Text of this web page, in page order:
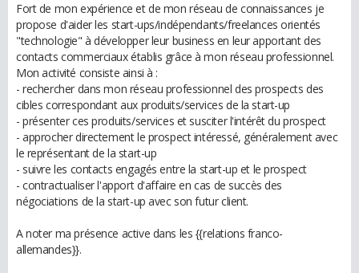
Fort de mon expérience et de mon réseau de connaissances je
propose d'aider les start-ups/indépendants/freelances orientés
"technologie" à développer leur business en leur apportant des
contacts commerciaux établis grâce à mon réseau professionnel.
Mon activité consiste ainsi à :
- rechercher dans mon réseau professionnel des prospects des
cibles correspondant aux produits/services de la start-up
- présenter ces produits/services et susciter l'intérêt du prospect
- approcher directement le prospect intéressé, généralement avec
le représentant de la start-up
- suivre les contacts engagés entre la start-up et le prospect
- contractualiser l'apport d'affaire en cas de succès des
négociations de la start-up avec son futur client.
A noter ma présence active dans les {{relations franco-
allemandes}}.